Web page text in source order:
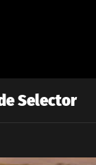
Selector